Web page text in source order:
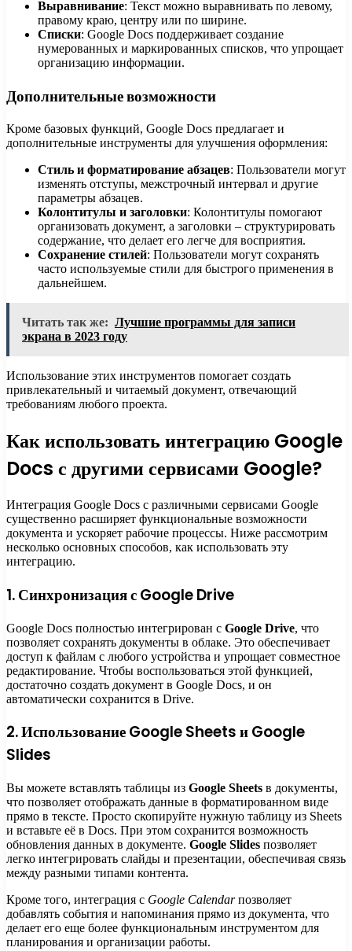
Выравнивание: Текст можно выравнивать по левому,
правому краю, центру или по ширине.
Списки: Google Docs поддерживает создание
нумерованных и маркированных списков, что упрощает
организацию информации.
Дополнительные возможности
Кроме базовых функций, Google Docs предлагает и
дополнительные инструменты для улучшения оформления:
Стиль и форматирование абзацев: Пользователи могут
изменять отступы, межстрочный интервал и другие
параметры абзацев.
Колонтитулы и заголовки: Колонтитулы помогают
организовать документ, а заголовки – структурировать
содержание, что делает его легче для восприятия.
Сохранение стилей: Пользователи могут сохранять
часто используемые стили для быстрого применения в
дальнейшем.
Читать так же: Лучшие программы для записи
экрана в 2023 году
Использование этих инструментов помогает создать
привлекательный и читаемый документ, отвечающий
требованиям любого проекта.
Как использовать интеграцию Google
Docs с другими сервисами Google?
Интеграция Google Docs с различными сервисами Google
существенно расширяет функциональные возможности
документа и ускоряет рабочие процессы. Ниже рассмотрим
несколько основных способов, как использовать эту
интеграцию.
1. Синхронизация с Google Drive
Google Docs полностью интегрирован с Google Drive, что
позволяет сохранять документы в облаке. Это обеспечивает
доступ к файлам с любого устройства и упрощает совместное
редактирование. Чтобы воспользоваться этой функцией,
достаточно создать документ в Google Docs, и он
автоматически сохранится в Drive.
2. Использование Google Sheets и Google
Slides
Вы можете вставлять таблицы из Google Sheets в документы,
что позволяет отображать данные в форматированном виде
прямо в тексте. Просто скопируйте нужную таблицу из Sheets
и вставьте её в Docs. При этом сохранится возможность
обновления данных в документе. Google Slides позволяет
легко интегрировать слайды и презентации, обеспечивая связь
между разными типами контента.
Кроме того, интеграция с Google Calendarпозволяет
добавлять события и напоминания прямо из документа, что
делает его еще более функциональным инструментом для
планирования и организации работы.